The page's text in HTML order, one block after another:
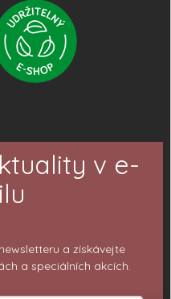
v e-
a získávejte
a speciálních akcích.